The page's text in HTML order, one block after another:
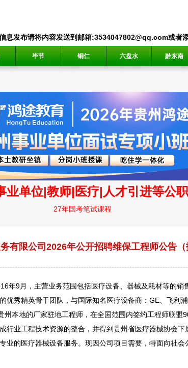
息发布请将内容发送到邮箱:3534047802@qq.com或者
毕节 铜仁 六盘水 黔东南
有限公司2026年公开招聘维保工程师公告（
9月，主营业务范围包括医疗设备、器械及耗材等的销
优秀精英骨干团队，与国际知名医疗设备商：GE、飞利
本地的厂家驻地工程师，在全国范围内签约工程师联盟
行业工程技术资源的整合，并得到贵州省医疗器械协会
业的医疗器械设备服务。现因公司项目需要，特面向社会